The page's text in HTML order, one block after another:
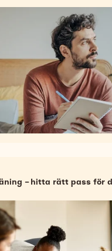
– hitta rätt pass för